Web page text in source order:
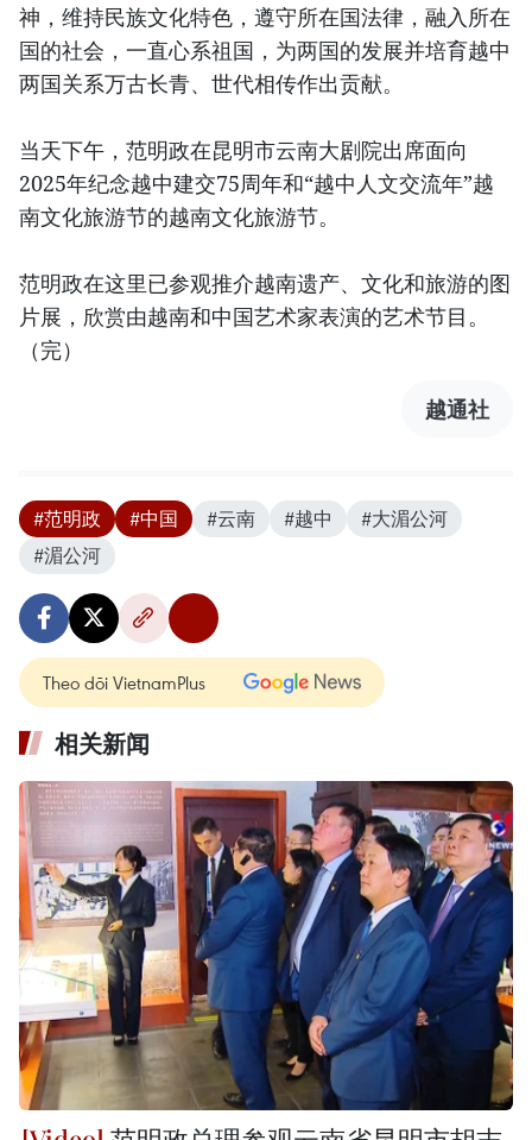
神，维持民族文化特色，遵守所在国法律，融入所在
国的社会，一直心系祖国，为两国的发展并培育越中
两国关系万古长青、世代相传作出贡献。
当天下午，范明政在昆明市云南大剧院出席面向
2025年纪念越中建交75周年和“越中人文交流年”越
南文化旅游节的越南文化旅游节。
范明政在这里已参观推介越南遗产、文化和旅游的图
片展，欣赏由越南和中国艺术家表演的艺术节目。
（完）
越通社
#范明政 #中国 #云南 #越中
#大湄公河
#湄公河
Theo dõi VietnamPlus
相关新闻